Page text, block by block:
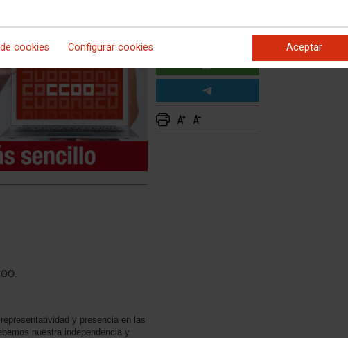
cookies Configurar cookies Aceptar
y presencia en las
nuestra independencia y